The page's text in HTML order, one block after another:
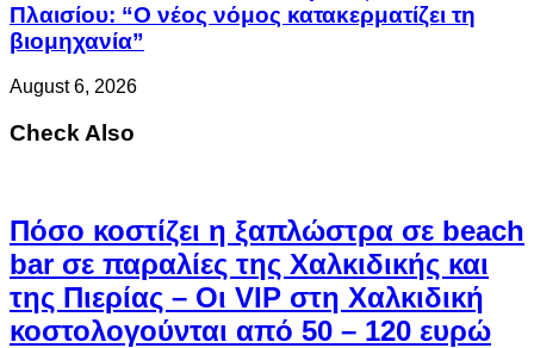
Πλαισίου: “Ο νέος νόμος κατακερματίζει τη
βιομηχανία”
August 6, 2026
Check Also
Πόσο κοστίζει η ξαπλώστρα σε beach
bar σε παραλίες της Χαλκιδικής και
της Πιερίας – Οι VIP στη Χαλκιδική
κοστολογούνται από 50 – 120 ευρώ